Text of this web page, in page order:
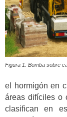
Figura 1. Bomba sobre
el hormigón en
áreas difíciles o
clasifican en